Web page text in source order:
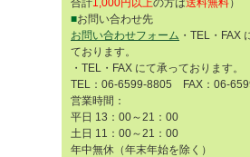
■お問い合わせ先
お問い合わせフォーム ・TEL・FAX
ております。
・TEL・FAX にて承っております。
TEL：06-6599-8805 FAX：06-
営業時間：
平日 13：00～21：00
土日 11：00～21：00
年中無休（年末年始を除く）